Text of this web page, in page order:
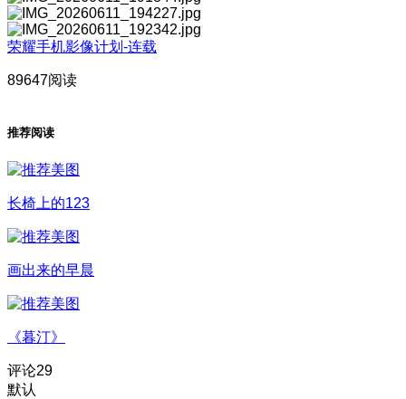
荣耀手机影像计划-连载
89647阅读
推荐阅读
长椅上的123
画出来的早晨
《暮汀》
评论29
默认